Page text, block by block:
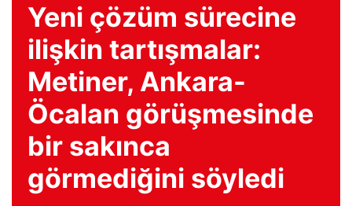
Yeni çözüm sürecine
ilişkin tartışmalar:
Metiner, Ankara-
Öcalan görüşmesinde
bir sakınca
görmediğini söyledi